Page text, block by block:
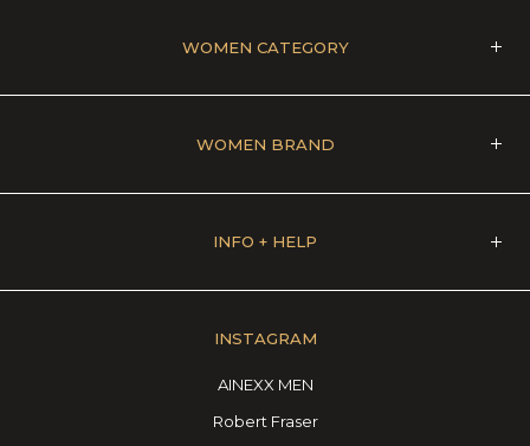
WOMEN CATEGORY
WOMEN BRAND
INFO + HELP
INSTAGRAM
AINEXX MEN
Robert Fraser